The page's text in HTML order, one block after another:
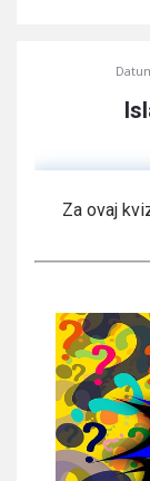
Za ovaj